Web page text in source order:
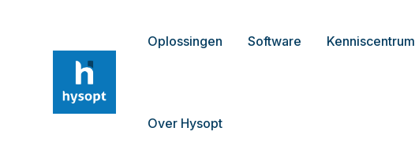
Oplossingen Software Kenniscentrum
Over Hysopt